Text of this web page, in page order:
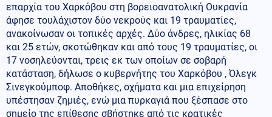
επαρχία του Χαρκόβου στη βορειοανατολική Ουκρανία
άφησε τουλάχιστον δύο νεκρούς και 19 τραυματίες,
ανακοίνωσαν οι τοπικές αρχές. Δύο άνδρες, ηλικίας 68
και 25 ετών, σκοτώθηκαν και από τους 19 τραυματίες, οι
17 νοσηλεύονται, τρεις εκ των οποίων σε σοβαρή
κατάσταση, δήλωσε ο κυβερνήτης του Χαρκόβου , Όλεγκ
Σινεγκούμποφ. Αποθήκες, οχήματα και μια επιχείρηση
υπέστησαν ζημιές, ενώ μια πυρκαγιά που ξέσπασε στο
σημείο της επίθεσης σβήστηκε από τις κρατικές